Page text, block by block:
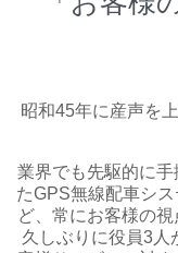
昭和45年に産声を
業界でも先駆的に
たGPS無線配車シ
ど、常にお客様の
久しぶりに役員3人